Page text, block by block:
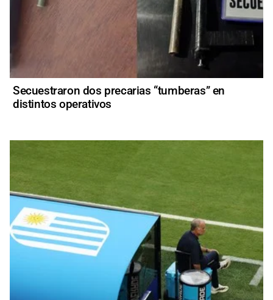
Secuestraron dos precarias “tumberas” en
distintos operativos